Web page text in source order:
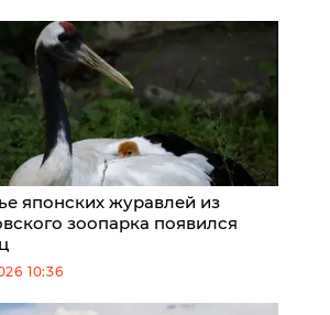
японских журавлей из
зоопарка появился
10:36